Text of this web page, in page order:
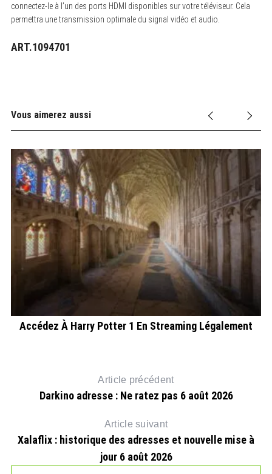
connectez-le à l’un des ports HDMI disponibles sur votre téléviseur. Cela
permettra une transmission optimale du signal vidéo et audio.
ART.1094701
Vous aimerez aussi
Accédez À Harry Potter 1 En Streaming Légalement
Article précédent
Darkino adresse : Ne ratez pas 6 août 2026
Article suivant
Xalaflix : historique des adresses et nouvelle mise à
jour 6 août 2026